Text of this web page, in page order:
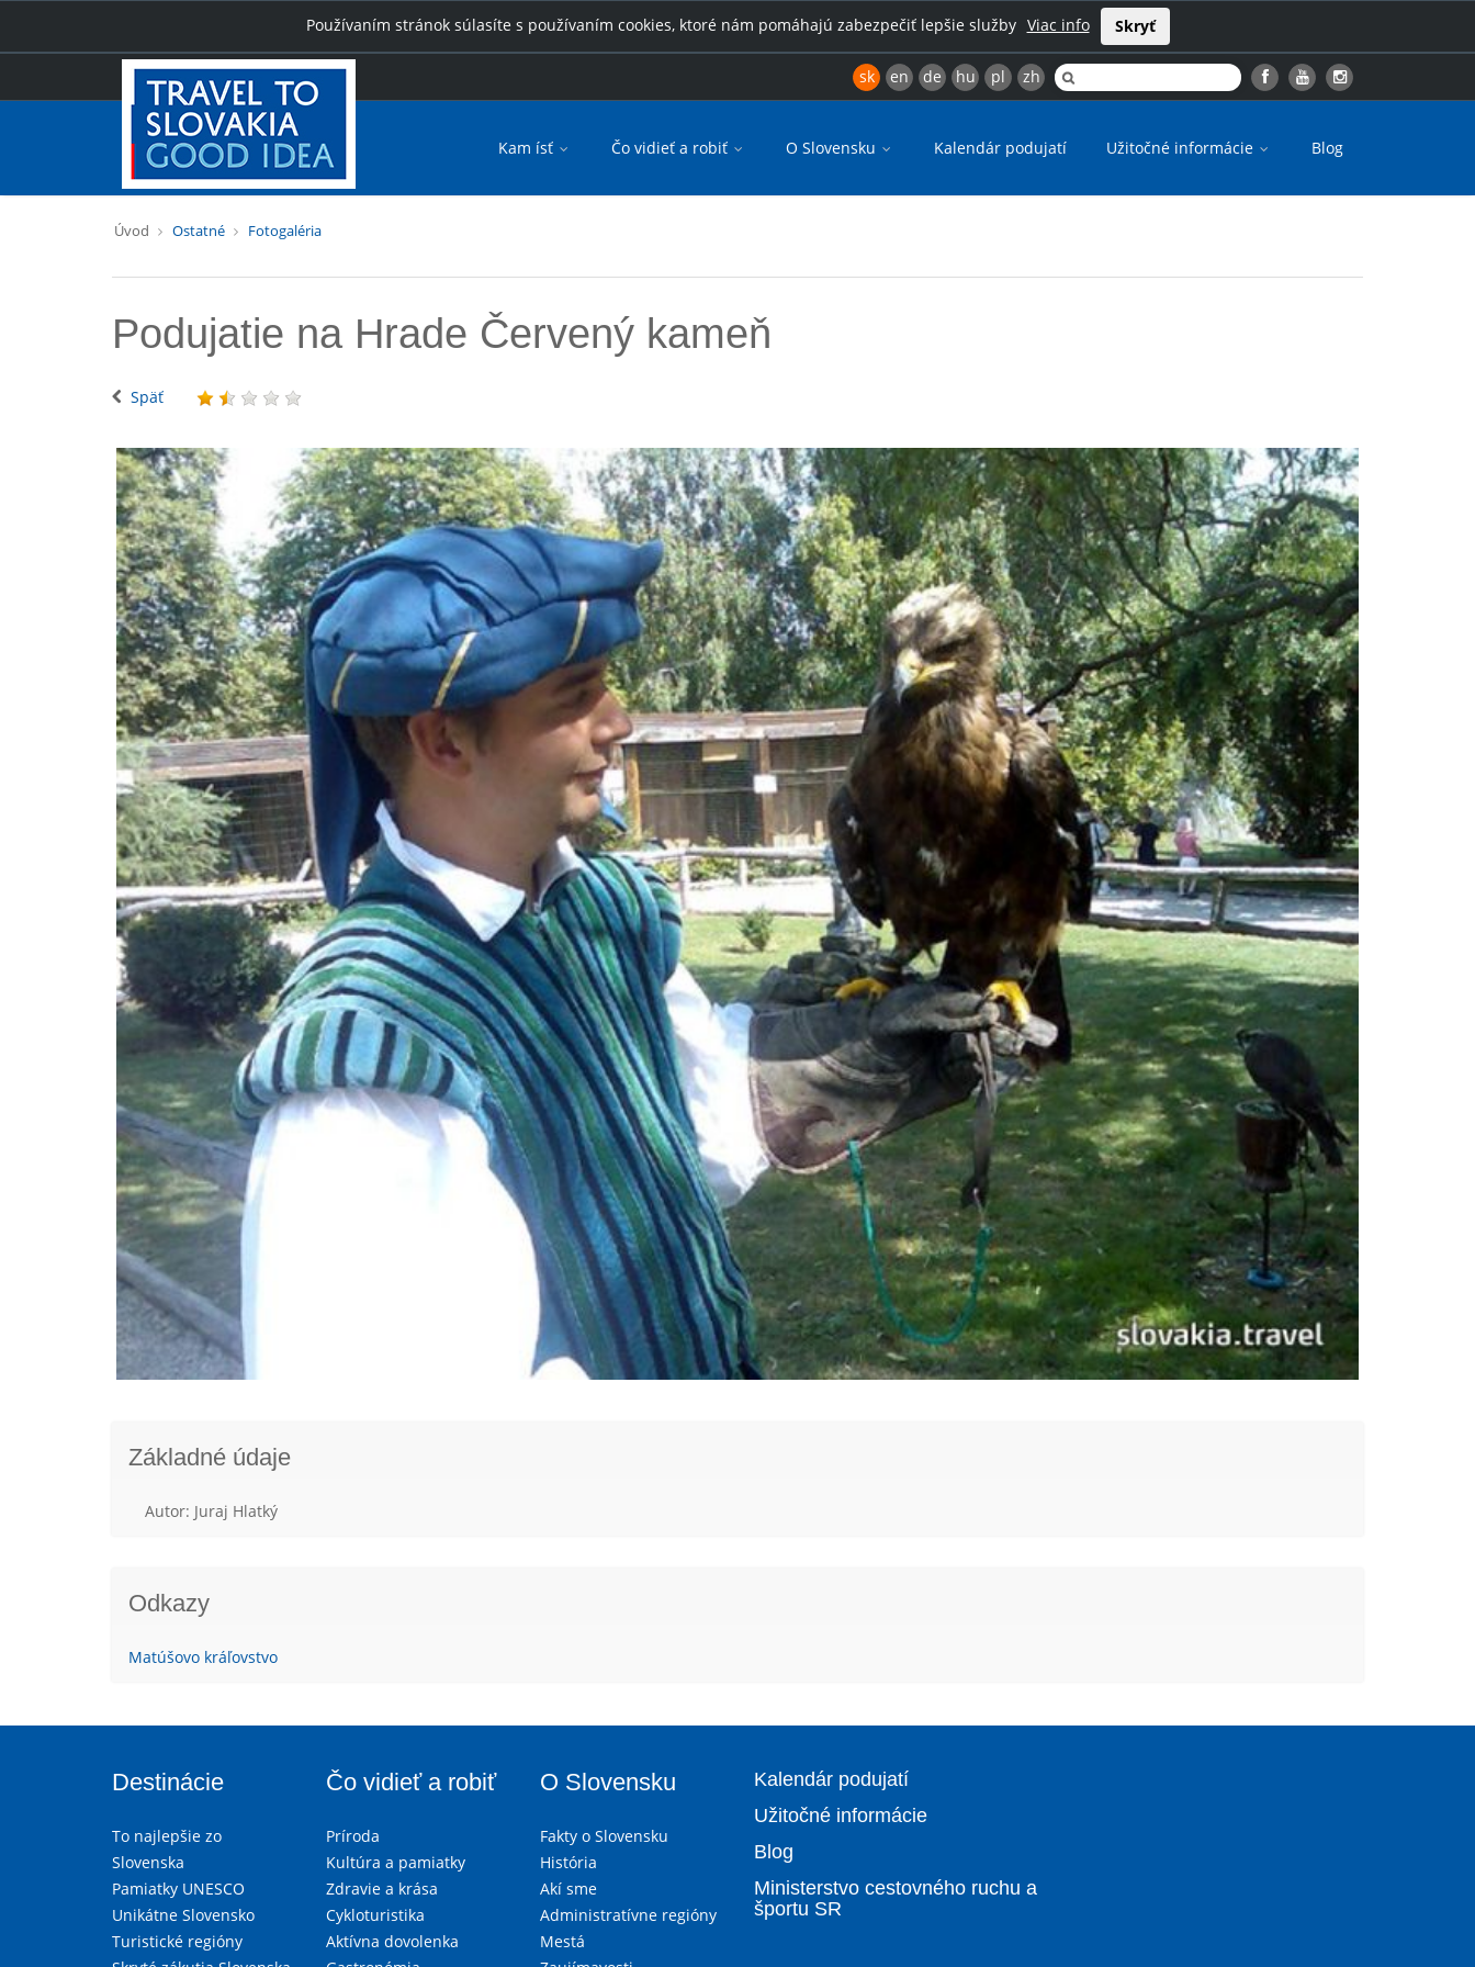
Používaním stránok súlasíte s používaním cookies, ktoré nám pomáhajú zabezpečiť lepšie služby Viac info Skryť
sk en de hu pl zh
Kam ísť Čo vidieť a robiť O Slovensku Kalendár podujatí Užitočné informácie Blog
Úvod Ostatné Fotogaléria
Podujatie na Hrade Červený kameň
Späť
Základné údaje
Autor: Juraj Hlatký
Odkazy
Matúšovo kráľovstvo
Destinácie
To najlepšie zo
Slovenska
Pamiatky UNESCO
Unikátne Slovensko
Turistické regióny
Čo vidieť a robiť
Príroda
Kultúra a pamiatky
Zdravie a krása
Cykloturistika
Aktívna dovolenka
O Slovensku
Fakty o Slovensku
História
Akí sme
Administratívne regióny
Mestá
Kalendár podujatí
Užitočné informácie
Blog
Ministerstvo cestovného ruchu a
športu SR